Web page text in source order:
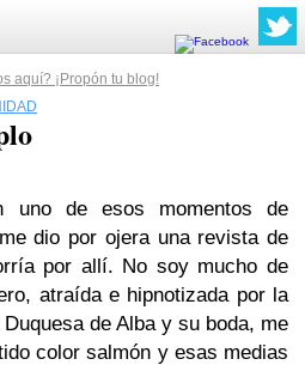
aquí? ¡Propón tu blog!
uno de esos momentos de
dio por ojera una revista de
por allí. No soy mucho de
atraída e hipnotizada por la
de Alba y su boda, me
color salmón y esas medias